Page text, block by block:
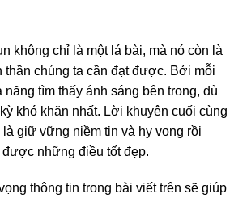
không chỉ là một lá bài, mà nó còn là
thần chúng ta cần đạt được. Bởi mỗi
tìm thấy ánh sáng bên trong, dù
khó khăn nhất. Lời khuyên cuối cùng
giữ vững niềm tin và hy vọng rồi
những điều tốt đẹp.
thông tin trong bài viết trên sẽ giúp